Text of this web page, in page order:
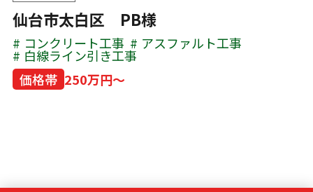
仙台市太白区 PB様
コンクリート工事 アスファルト工事
白線ライン引き工事
価格帯 250万円～